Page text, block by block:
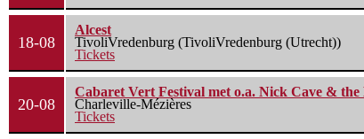
18-08
Alcest
TivoliVredenburg (TivoliVredenburg (Utrecht))
Tickets
20-08
Cabaret Vert Festival met o.a. Nick Cave &
Charleville-Mézières
Tickets